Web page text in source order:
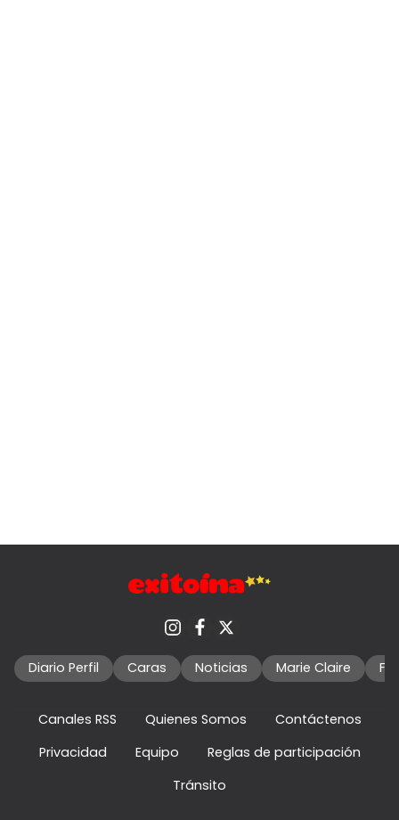
Diario Perfil Caras Noticias Marie Claire
Canales RSS Quienes Somos
Contáctenos
Privacidad
Equipo
Reglas de participación
Tránsito